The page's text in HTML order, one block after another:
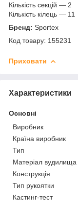
Кількість секцій — 2
Кількість кілець — 11
Бренд: Sportex
Код товару: 155231
Приховати
Характеристики
Основні
Виробник
Країна виробник
Тип
Матеріал вудилища
Конструкція
Тип рукоятки
Кастинг-тест